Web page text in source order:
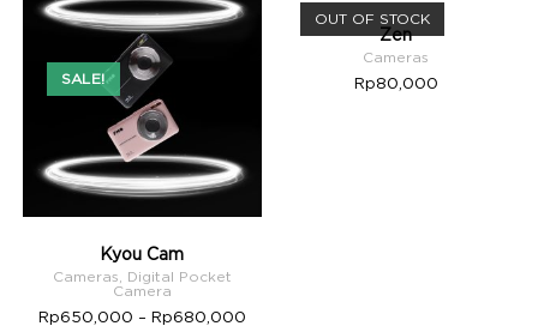
SALE!
Kyou Cam
Cameras
Digital Pocket
Camera
Rp650,000 – Rp680,000
OUT OF STOCK
Zen
Cameras
Rp80,000